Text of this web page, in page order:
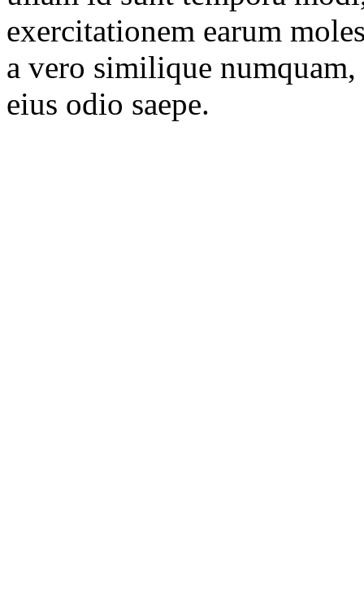
exercitationem earum
a vero similique
eius odio saepe.